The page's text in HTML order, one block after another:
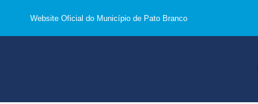
Website Oficial do Município de Pato Branco